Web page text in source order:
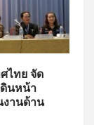
ไทย จัด
ดินหน้า
งานด้าน